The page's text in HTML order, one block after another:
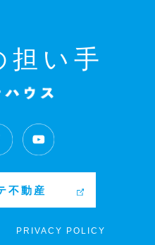
PRIVACY POLICY
不動産
担い手